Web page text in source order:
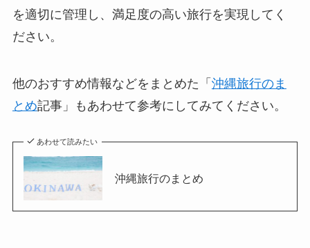
を適切に管理し、満足度の高い旅行を実現してく
ださい。
他のおすすめ情報などをまとめた「 沖縄旅行のま
とめ記事」もあわせて参考にしてみてください。
あわせて読みたい
沖縄旅行のまとめ